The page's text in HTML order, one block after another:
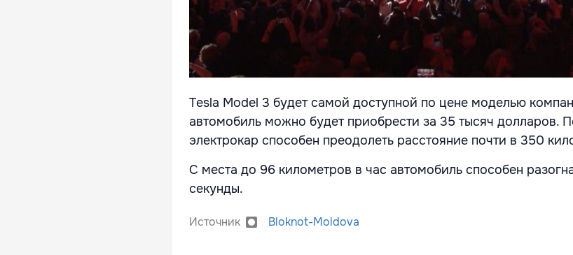
Tesla Model 3 будет самой доступной по цене моделью
автомобиль можно будет приобрести за 35 тысяч долларов.
электрокар способен преодолеть расстояние почти в 350
С места до 96 километров в час автомобиль способен
секунды.
Источник Bloknot-Moldova